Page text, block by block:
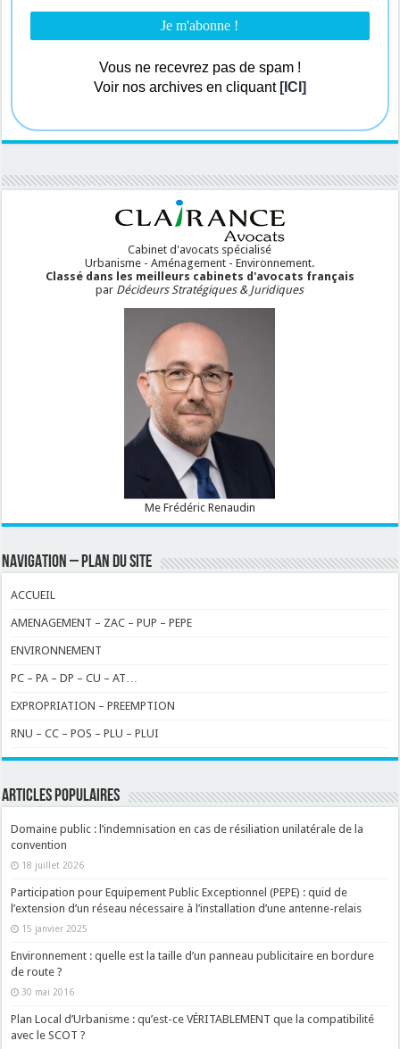
Vous ne recevrez pas de spam !
Voir nos archives en cliquant [ICI]
Cabinet d'avocats spécialisé
Urbanisme - Aménagement - Environnement.
Classé dans les meilleurs cabinets d'avocats français
par Décideurs Stratégiques & Juridiques
Me Frédéric Renaudin
NAVIGATION – PLAN DU SITE
ACCUEIL
AMENAGEMENT – ZAC – PUP – PEPE
ENVIRONNEMENT
PC – PA – DP – CU – AT…
EXPROPRIATION – PREEMPTION
RNU – CC – POS – PLU – PLUI
ARTICLES POPULAIRES
Domaine public : l’indemnisation en cas de résiliation unilatérale de la
convention
18 juillet 2026
Participation pour Equipement Public Exceptionnel (PEPE) : quid de
l’extension d’un réseau nécessaire à l’installation d’une antenne-relais
15 janvier 2025
Environnement : quelle est la taille d’un panneau publicitaire en bordure
de route ?
30 mai 2016
Plan Local d’Urbanisme : qu’est-ce VÉRITABLEMENT que la compatibilité
avec le SCOT ?